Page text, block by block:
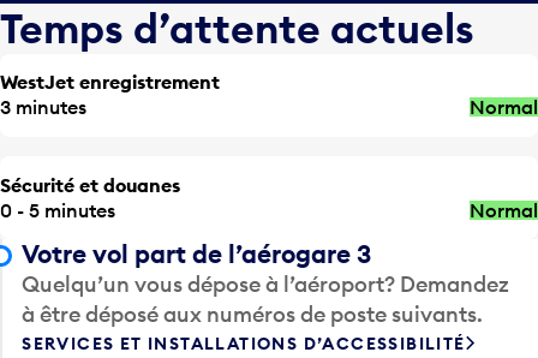
Temps d’attente actuels
WestJet enregistrement
3 minutes
Normal
Sécurité et douanes
0 - 5 minutes
Normal
Votre vol part de l’aérogare 3
Quelqu’un vous dépose à l’aéroport? Demandez
à être déposé aux numéros de poste suivants.
SERVICES ET INSTALLATIONS D’ACCESSIBILITÉ